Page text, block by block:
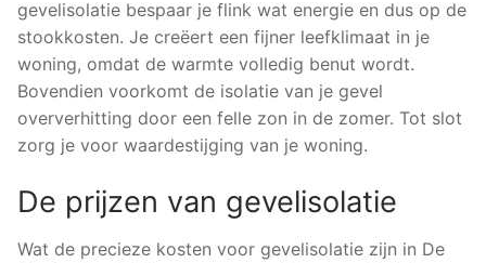
gevelisolatie bespaar je flink wat energie en dus op de
stookkosten. Je creëert een fijner leefklimaat in je
woning, omdat de warmte volledig benut wordt.
Bovendien voorkomt de isolatie van je gevel
oververhitting door een felle zon in de zomer. Tot slot
zorg je voor waardestijging van je woning.
De prijzen van gevelisolatie
Wat de precieze kosten voor gevelisolatie zijn in De